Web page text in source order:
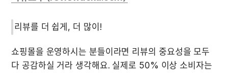
리뷰를 더 쉽게, 더 많이!
쇼핑몰을 운영하시는 분들이라면 리뷰의 중요성을 모두
다 공감하실 거라 생각해요. 실제로 50% 이상 소비자는